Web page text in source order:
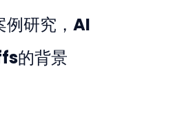
研究，AI
的背景